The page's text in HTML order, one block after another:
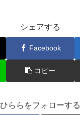
シェアする
Facebook
コピー
ひららをフォローする